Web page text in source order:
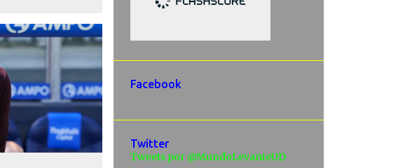
+
Facebook
Twitter
Tweets por @MundoLevanteUD